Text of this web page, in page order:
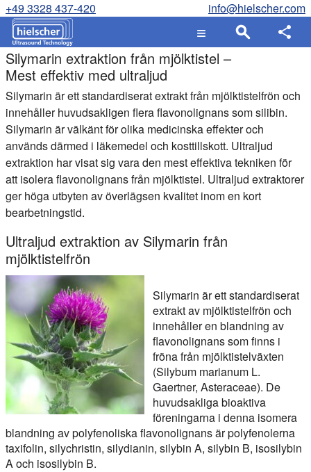
+49 3328 437-420 info@hielscher.com
Silymarin extraktion från mjölktistel –
Mest effektiv med ultraljud
Silymarin är ett standardiserat extrakt från mjölktistelfrön och
innehåller huvudsakligen flera flavonolignans som silibin.
Silymarin är välkänt för olika medicinska effekter och
används därmed i läkemedel och kosttillskott. Ultraljud
extraktion har visat sig vara den mest effektiva tekniken för
att isolera flavonolignans från mjölktistel. Ultraljud extraktorer
ger höga utbyten av överlägsen kvalitet inom en kort
bearbetningstid.
Ultraljud extraktion av Silymarin från
mjölktistelfrön
Silymarin är ett standardiserat
extrakt av mjölktistelfrön och
innehåller en blandning av
flavonolignans som finns i
fröna från mjölktistelväxten
(Silybum marianum L.
Gaertner, Asteraceae). De
huvudsakliga bioaktiva
föreningarna i denna isomera
blandning av polyfenoliska flavonolignans är polyfenolerna
taxifolin, silychristin, silydianin, silybin A, silybin B, isosilybin
A och isosilybin B.